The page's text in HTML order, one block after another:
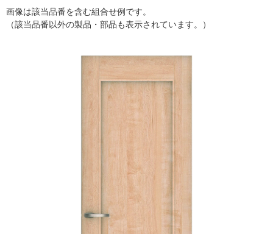
画像は該当品番を含む組合せ例です。
（該当品番以外の製品・部品も表示されています。）